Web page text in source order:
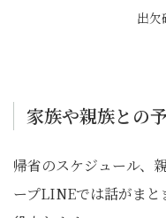
出欠
家族や親族との
帰省のスケジュール、
ープLINEでは話がま